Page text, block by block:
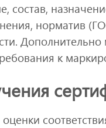
состав,
норматив
Дополнительно
к